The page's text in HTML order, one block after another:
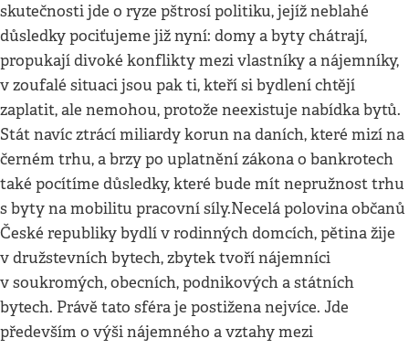
skutečnosti jde o ryze pštrosí politiku, jejíž neblahé
důsledky pociťujeme již nyní: domy a byty chátrají,
propukají divoké konflikty mezi vlastníky a nájemníky,
v zoufalé situaci jsou pak ti, kteří si bydlení chtějí
zaplatit, ale nemohou, protože neexistuje nabídka bytů.
Stát navíc ztrácí miliardy korun na daních, které mizí na
černém trhu, a brzy po uplatnění zákona o bankrotech
také pocítíme důsledky, které bude mít nepružnost trhu
s byty na mobilitu pracovní síly.Necelá polovina občanů
České republiky bydlí v rodinných domcích, pětina žije
v družstevních bytech, zbytek tvoří nájemníci
v soukromých, obecních, podnikových a státních
bytech. Právě tato sféra je postižena nejvíce. Jde
především o výši nájemného a vztahy mezi